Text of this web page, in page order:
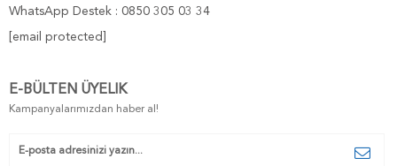
WhatsApp Destek : 0850 305 03 34
[email protected]
E-BÜLTEN ÜYELIK
Kampanyalarımızdan haber al!